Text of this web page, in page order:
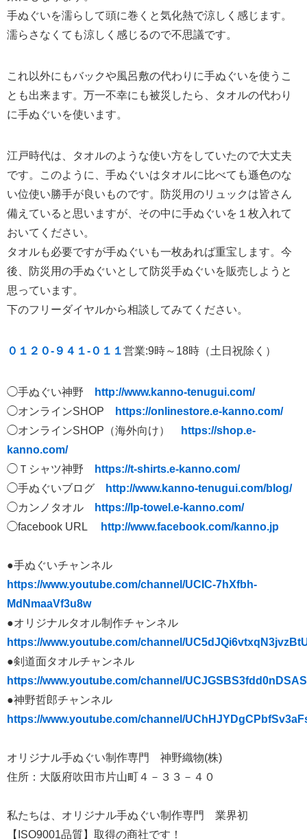
手ぬぐいを濡らして頭に巻くと気化熱で涼しく感じます。
濡らさなくても涼しく感じるので不思議です。
これ以外にもバックや風呂敷の代わりに手ぬぐいを使うこ
とも出来ます。万一不幸にも被災したら、タオルの代わり
に手ぬぐいを使います。
江戸時代は、タオルのような使い方をしていたので大丈夫
です。このように、手ぬぐいはタオルに比べても遜色のな
い位使い勝手が良いものです。防災用のリュックは皆さん
備えていると思いますが、その中に手ぬぐいを１枚入れて
おいてください。
タオルも必要ですが手ぬぐいも一枚あれば重宝します。今
後、防災用の手ぬぐいとして防災手ぬぐいを販売しようと
思っています。
下のフリーダイヤルから相談してみてください。
０１２０-９４１-０１１営業:9時～18時（土日祝除く）
◯手ぬぐい神野
http://www.kanno-tenugui.com/
◯オンラインSHOP
https://onlinestore.e-kanno.com/
◯オンラインSHOP（海外向け）
https://shop.e-
kanno.com/
◯Ｔシャツ神野
https://t-shirts.e-kanno.com/
◯手ぬぐいブログ
http://www.kanno-tenugui.com/blog/
◯カンノタオル
https://lp-towel.e-kanno.com/
◯facebook URL
http://www.facebook.com/kanno.jp
●手ぬぐいチャンネル
https://www.youtube.com/channel/UCIC-7hXfbh-
MdNmaaVf3u8w
●オリジナルタオル制作チャンネル
https://www.youtube.com/channel/
●剣道面タオルチャンネル
https://www.youtube.com/channel/
●神野哲郎チャンネル
https://www.youtube.com/channel/
オリジナル手ぬぐい制作専門 神野織物(株)
住所：大阪府吹田市片山町４－３３－４０
私たちは、オリジナル手ぬぐい制作専門 業界初
【ISO9001品質】取得の商社です！